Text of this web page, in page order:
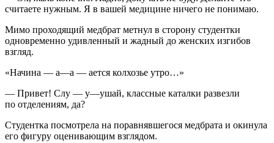
считаете нужным. Я в вашей медицине ничего не понимаю.
Мимо проходящий медбрат метнул в сторону студентки
одновременно удивленный и жадный до женских изгибов
взгляд.
«Начина — а—а — ается колхозье утро…»
— Привет! Слу — у—ушай, классные каталки развезли
по отделениям, да?
Студентка посмотрела на поравнявшегося медбрата и окинула
его фигуру оценивающим взглядом.